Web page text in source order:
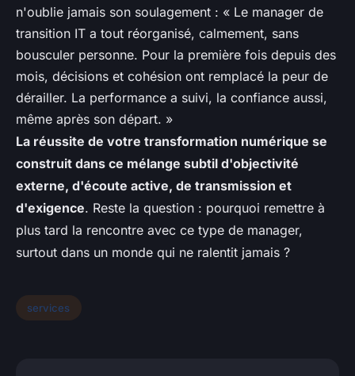
n'oublie jamais son soulagement : « Le manager de
transition IT a tout réorganisé, calmement, sans
bousculer personne. Pour la première fois depuis des
mois, décisions et cohésion ont remplacé la peur de
dérailler. La performance a suivi, la confiance aussi,
même après son départ. »
La réussite de votre transformation numérique se
construit dans ce mélange subtil d'objectivité
externe, d'écoute active, de transmission et
d'exigence. Reste la question : pourquoi remettre à
plus tard la rencontre avec ce type de manager,
surtout dans un monde qui ne ralentit jamais ?
services